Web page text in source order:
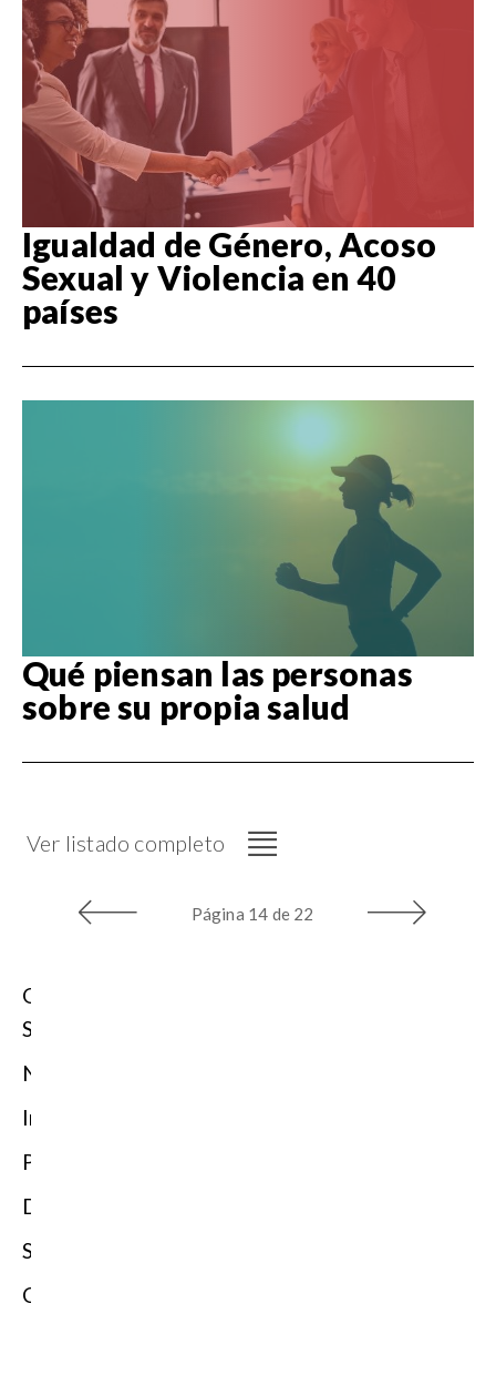
Igualdad de Género, Acoso
Sexual y Violencia en 40
países
Qué piensan las personas
sobre su propia salud
Ver listado completo
Página 14 de 22
Quiénes
Somos
Novedades
Informes
Prensa
Directorio
Soluciones
Contacto